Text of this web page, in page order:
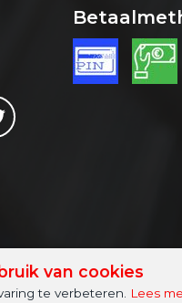
Twitter
Sitemap
van cookies
te verbeteren. Lees